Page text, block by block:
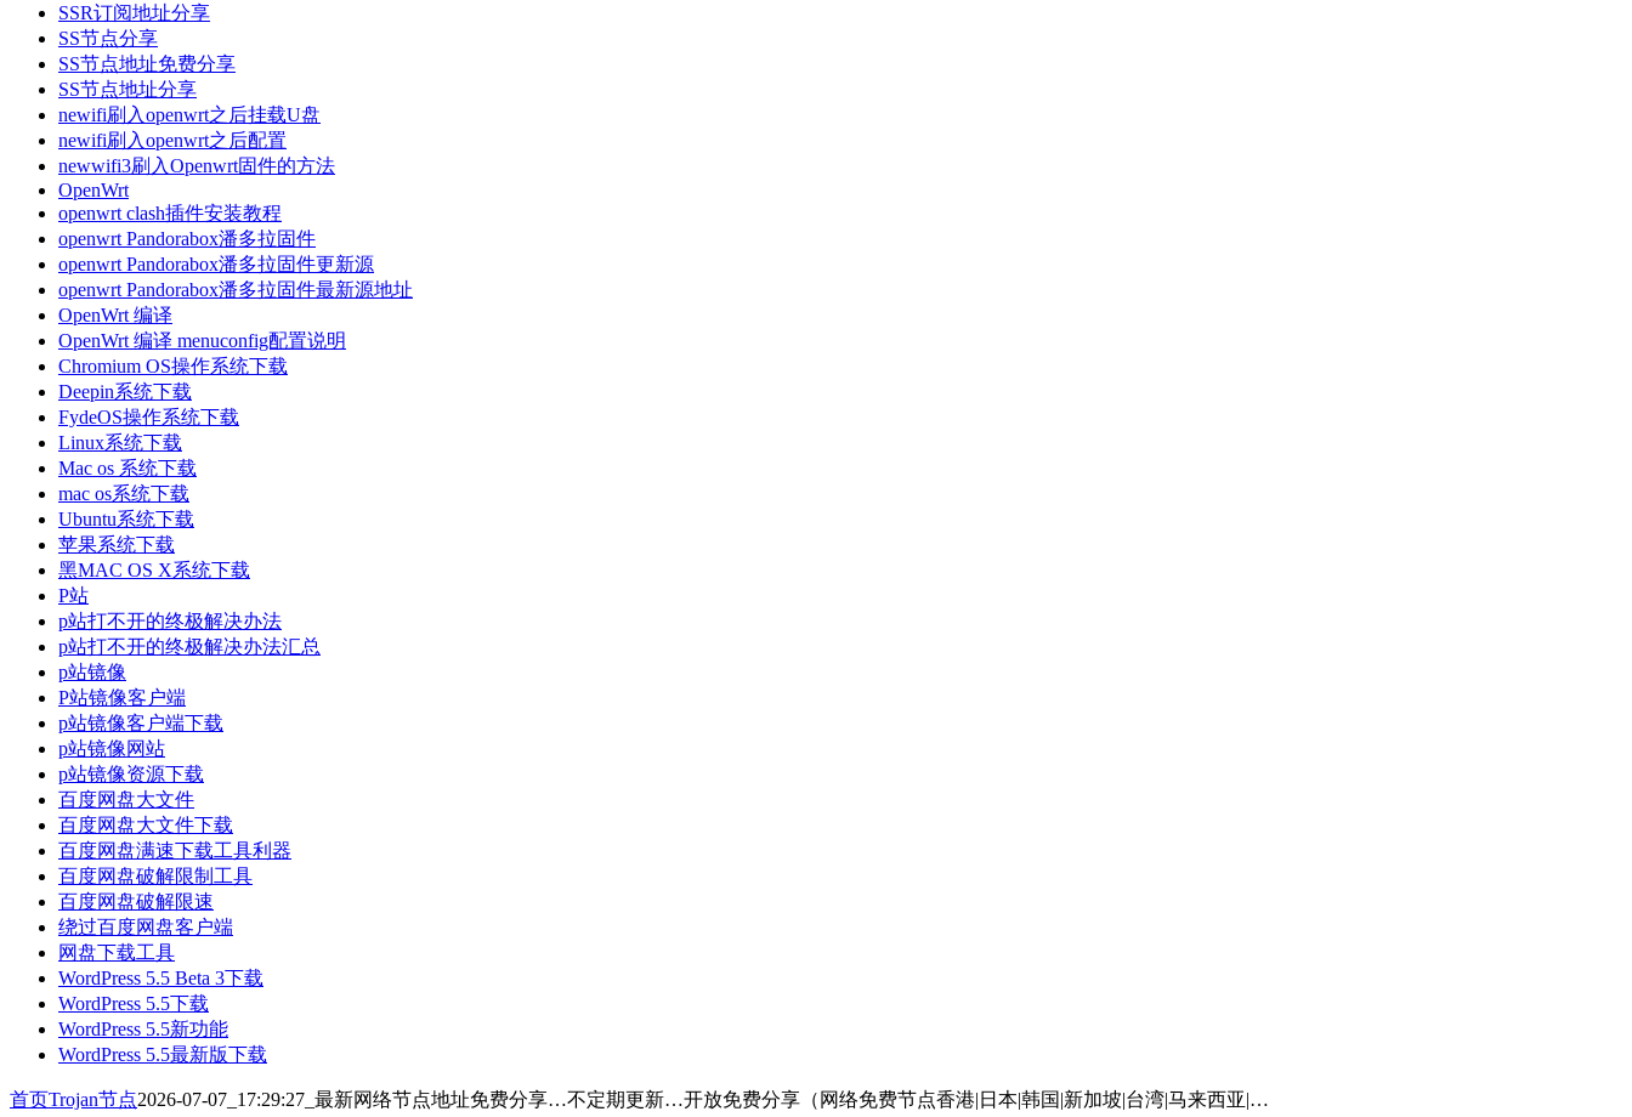
SSR订阅地址分享
SS节点分享
SS节点地址免费分享
SS节点地址分享
newifi刷入openwrt之后挂载U盘
newifi刷入openwrt之后配置
newwifi3刷入Openwrt固件的方法
OpenWrt
openwrt clash插件安装教程
openwrt Pandorabox潘多拉固件
openwrt Pandorabox潘多拉固件更新源
openwrt Pandorabox潘多拉固件最新源地址
OpenWrt 编译
OpenWrt 编译 menuconfig配置说明
Chromium OS操作系统下载
Deepin系统下载
FydeOS操作系统下载
Linux系统下载
Mac os 系统下载
mac os系统下载
Ubuntu系统下载
苹果系统下载
黑MAC OS X系统下载
P站
p站打不开的终极解决办法
p站打不开的终极解决办法汇总
p站镜像
P站镜像客户端
p站镜像客户端下载
p站镜像网站
p站镜像资源下载
百度网盘大文件
百度网盘大文件下载
百度网盘满速下载工具利器
百度网盘破解限制工具
百度网盘破解限速
绕过百度网盘客户端
网盘下载工具
WordPress 5.5 Beta 3下载
WordPress 5.5下载
WordPress 5.5新功能
WordPress 5.5最新版下载
首页Trojan节点2026-07-07_17:29:27_最新网络节点地址免费分享…不定期更新…开放免费分享（网络免费节点香港|日本|韩国|新加坡|台湾|马来西亚|…